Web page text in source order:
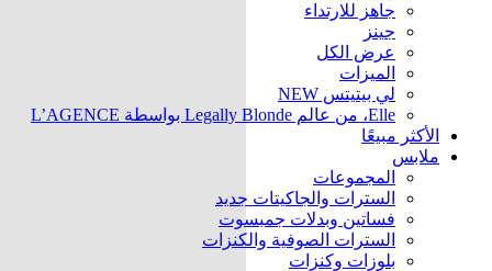
جاهز للارتداء
جينز
عرض الكل
الميزات
لي بيتيتس NEW
Elle، من عالم Legally Blonde بواسطة L’AGENCE
الأكثر مبيعًا
ملابس
المجموعات
السترات والجاكيتات جديد
فساتين وبدلات جمبسوت
السترات الصوفية والكنزات
بلوزات وكنزات